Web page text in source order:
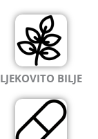
LJEKOVITO BILJE